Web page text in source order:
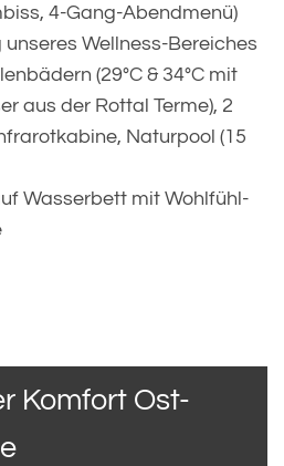
4-Gang-Abendmenü)
Wellness-Bereiches
(29°C & 34°C mit
aus der Rottal Terme), 2
Naturpool (15
Wasserbett mit Wohlfühl-
Komfort Ost-